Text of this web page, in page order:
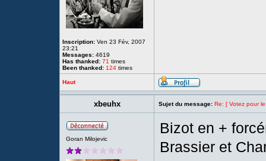
Inscription: Ven 23 Fév, 2007
23:21
Messages: 4619
Has thanked: 71 times
Been thanked: 124 times
Haut
xbeuhx Sujet du message: Re: [ Votez pour
Goran Milojevic
Bizot en +
Brassier et